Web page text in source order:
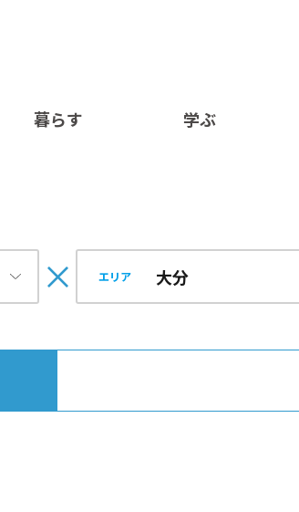
暮らす 学ぶ
エリア